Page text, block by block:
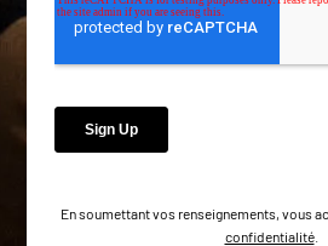
En soumettant vos renseignements, vous
confidentialité.